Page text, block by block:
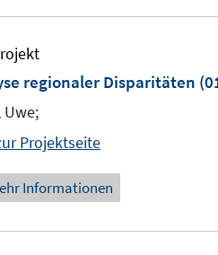
regionaler Disparitäten
Uwe;
Projektseite
Informationen